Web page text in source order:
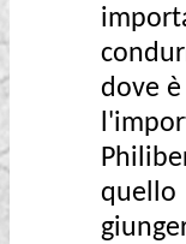
dove